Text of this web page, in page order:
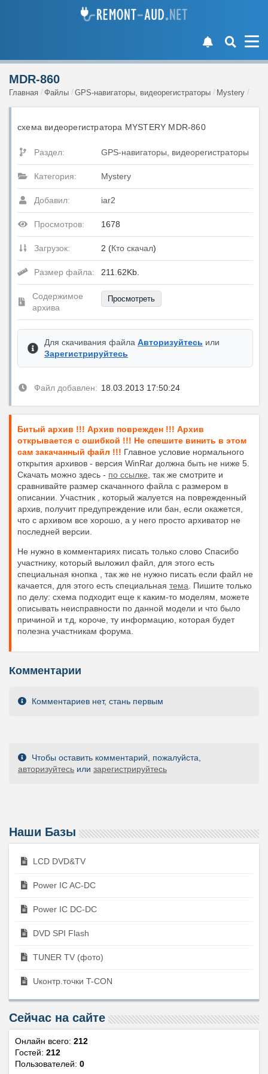
MDR-860
Главная Файлы GPS-навигаторы, видеорегистраторы Mystery
схема видеорегистратора MYSTERY MDR-860
Раздел: GPS-навигаторы, видеорегистраторы
Категория: Mystery
Добавил: iar2
Просмотров: 1678
Загрузок: 2 (Кто скачал)
Размер файла: 211.62Kb.
Содержимое
архива
Просмотреть
Для скачивания файла Авторизуйтесь или
Зарегистрируйтесь
Файл добавлен: 18.03.2013 17:50:24
Битый архив !!! Архив поврежден !!! Архив
открывается с ошибкой !!! Не спешите винить в этом
сам закачанный файл !!! Главное условие нормального
открытия архивов - версия WinRar должна быть не ниже 5.
Скачать можно здесь - по ссылке , так же смотрите и
сравнивайте размер скачанного файла с размером в
описании. Участник , который жалуется на поврежденный
архив, получит предупреждение или бан, если окажется,
что с архивом все хорошо, а у него просто архиватор не
последней версии.
Не нужно в комментариях писать только слово Спасибо
участнику, который выложил файл, для этого есть
специальная кнопка , так же не нужно писать если файл не
качается, для этого есть специальная тема . Пишите только
по делу: схема подходит еще к каким-то моделям, можете
описывать неисправности по данной модели и что было
причиной и т.д, короче, ту информацию, которая будет
полезна участникам форума.
Комментарии
Комментариев нет, стань первым
Чтобы оставить комментарий, пожалуйста,
авторизуйтесь или зарегистрируйтесь
Наши Базы
LCD DVD&TV
Power IC AC-DC
Power IC DC-DC
DVD SPI Flash
TUNER TV (фото)
Uконтр.точки T-CON
Сейчас на сайте
Онлайн всего: 212
Гостей: 212
Пользователей: 0